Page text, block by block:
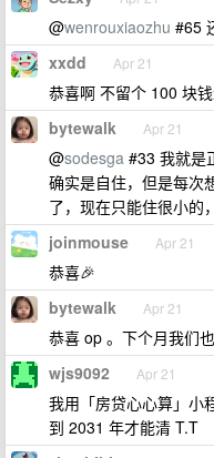
@wenrouxiaozhu #65
xxdd Apr 21
恭喜啊 不留个 100 块
bytewalk Apr 21
@sodesga #33 我就是
确实是自住，但是每次
了，现在只能住很小的
joinmouse Apr 21
恭喜🎉
bytewalk Apr 21
恭喜 op 。下个月我们
wjs9092 Apr 21
我用「房贷心心算」小
到 2031 年才能清 T.T